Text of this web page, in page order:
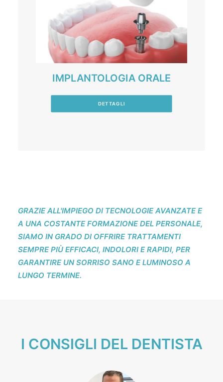
IMPLANTOLOGIA ORALE
DETTAGLI
GRAZIE ALL'IMPIEGO DI TECNOLOGIE AVANZATE E
A UNA COSTANTE FORMAZIONE DEL PERSONALE,
SIAMO IN GRADO DI OFFRIRE TRATTAMENTI
SEMPRE PIÙ EFFICACI, INDOLORI E RAPIDI, PER
GARANTIRE UN SORRISO SANO E LUMINOSO A
LUNGO TERMINE.
I CONSIGLI DEL DENTISTA